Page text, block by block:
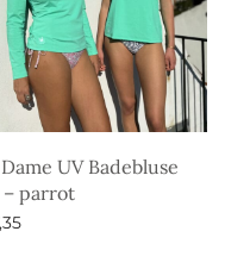
UV Badebluse
parrot